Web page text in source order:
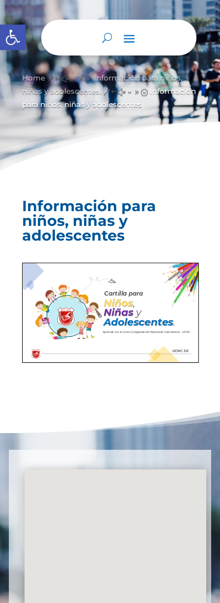
Abrir barra de herramientas
Home &#x39; Información para niños,
niñas y adolescentes. &#x39; Información
para niños, niñas y adolescentes
Información para
niños, niñas y
adolescentes